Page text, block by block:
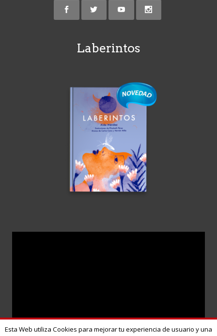
Laberintos
Esta Web utiliza Cookies para mejorar tu experiencia de usuario y una